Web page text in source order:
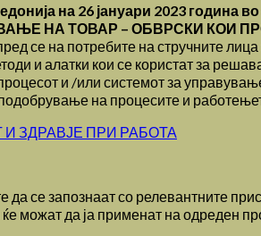
на 26 јануари 2023 година
НА ТОВАР – ОБВРСКИ КОИ
се на потребите на стручните
и алатки кои се користат за
и /или системот за
на процесите и
ЗДРАВЈЕ ПРИ РАБОТА
да се запознаат со релевантните
можат да ја применат на одреден